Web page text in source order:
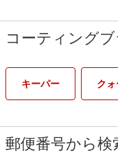
コーティング
キーパー クォ
郵便番号から検